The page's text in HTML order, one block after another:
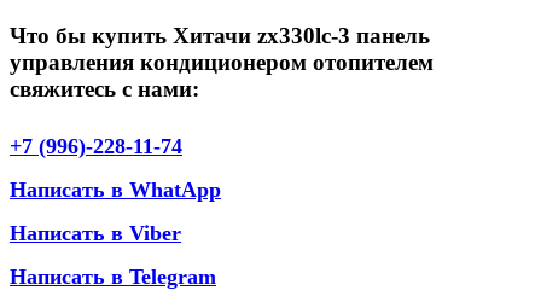
Что бы купить Хитачи zx330lc-3 панель
управления кондиционером отопителем
свяжитесь с нами:
+7 (996)-228-11-74
Написать в WhatApp
Написать в Viber
Написать в Telegram